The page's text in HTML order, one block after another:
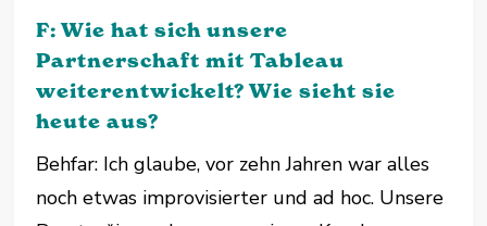
F: Wie hat sich unsere
Partnerschaft mit Tableau
weiterentwickelt? Wie sieht sie
heute aus?
Behfar: Ich glaube, vor zehn Jahren war alles
noch etwas improvisierter und ad hoc. Unsere